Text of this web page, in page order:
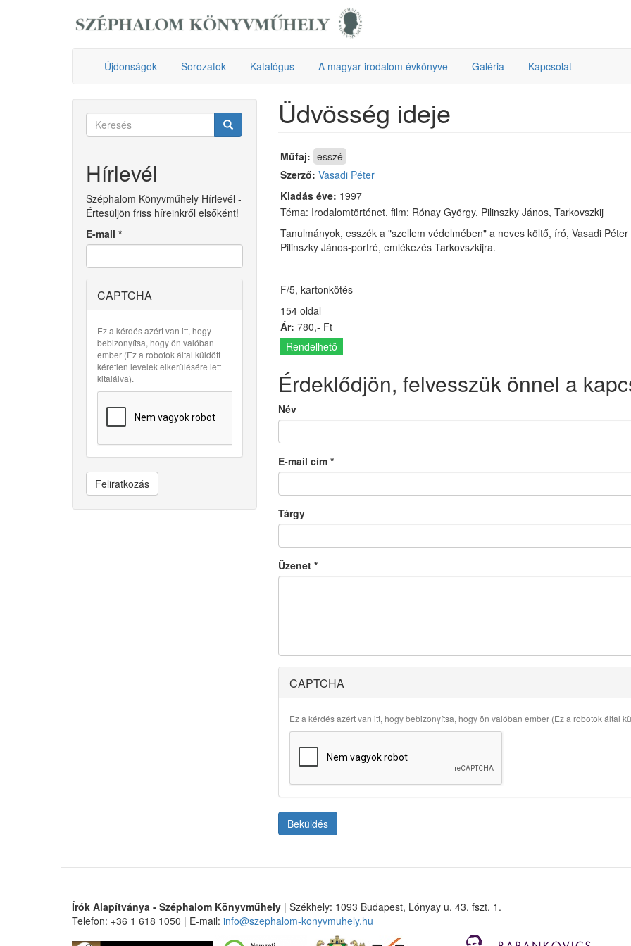
Újdonságok Sorozatok Katalógus A magyar irodalom évkönyve Galéria Kapcsolat
Keresés
Hírlevél
Széphalom Könyvműhely Hírlevél -
Értesüljön friss híreinkről elsőként!
E-mail *
CAPTCHA
Ez a kérdés azért van itt, hogy
bebizonyítsa, hogy ön valóban
ember (Ez a robotok által küldött
kéretlen levelek elkerülésére lett
kitalálva).
Feliratkozás
Üdvösség ideje
Műfaj: esszé
Szerző: Vasadi Péter
Kiadás éve: 1997
Téma: Irodalomtörténet, film: Rónay György, Pilinszky János, Tarkovszkij
Tanulmányok, esszék a "szellem védelmében" a neves költő, író, Vasadi
Pilinszky János-portré, emlékezés Tarkovszkijra.
F/5, kartonkötés
154 oldal
Ár: 780,- Ft
Rendelhető
Érdeklődjön, felvesszük önnel a
Név
E-mail cím *
Tárgy
Üzenet *
CAPTCHA
Ez a kérdés azért van itt, hogy bebizonyítsa, hogy ön valóban ember (Ez a robotok által
Beküldés
Írók Alapítványa - Széphalom Könyvműhely | Székhely: 1093 Budapest, Lónyay u. 43. fszt. 1.
Telefon: +36 1 618 1050 | E-mail: info@szephalom-konyvmuhely.hu